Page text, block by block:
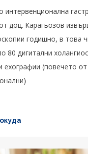
интервенционална
доц. Карагьозов
годишно, в това
80 дигитални
ехографии (повечето